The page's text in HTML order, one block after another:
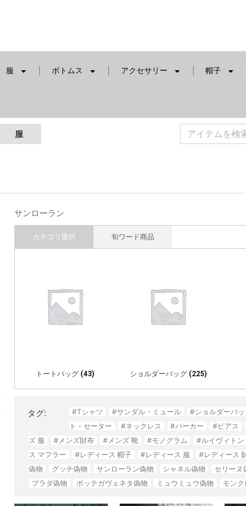
服 ボトムス アクセサリー 帽子
服
サンローラン
カテゴリ選択 旬ワード商品
トートバッグ (43) ショルダーバッグ (225)
タグ: #Tシャツ #サンダル・ミュール #ショルダーバッ
ト・セーター
#ネックレス #パーカー #ピアス
ズ 服
#メンズ財布 #メンズ 靴 #モノグラム #ルイヴィト
ス マフラー
#レディース 帽子 #レディース 服 #レディース
偽物
グッチ偽物 サンローラン偽物 シャネル偽物 セリーヌ
プラダ偽物
ボッテガヴェネタ偽物 ミュウミュウ偽物 モン